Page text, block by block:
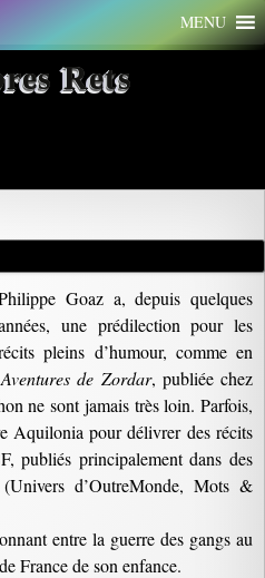
MENU
Rets
clé : mot
Goaz a, depuis quelques
une prédilection pour les
pleins d’humour, comme en
de Zordar, publiée chez
ne sont jamais très loin. Parfois,
Aquilonia pour délivrer des récits
publiés principalement dans des
d’OutreMonde, Mots &
entre la guerre des gangs au
France de son enfance.